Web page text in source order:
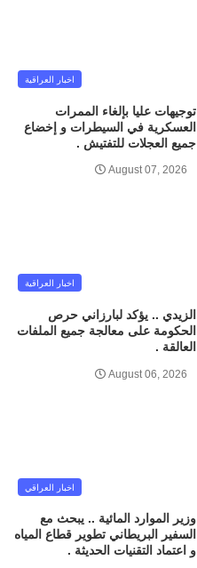
اخبار العراقية
توجيهات عليا بإلغاء الممرات
العسكرية في السيطرات و إخضاع
جميع العجلات للتفتيش .
August 07, 2026
اخبار العراقية
الزيدي .. يؤكد لبارزاني حرص
الحكومة على معالجة جميع الملفات
العالقة .
August 06, 2026
اخبار العراقي
وزير الموارد المائية .. يبحث مع
السفير البريطاني تطوير قطاع المياه
و اعتماد التقنيات الحديثة .